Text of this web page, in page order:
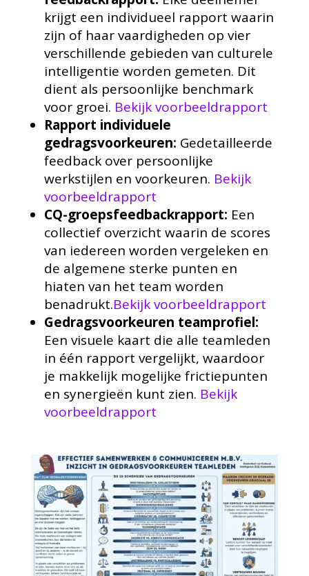
krijgt een individueel rapport waarin
zijn of haar vaardigheden op vier
verschillende gebieden van culturele
intelligentie worden gemeten. Dit
dient als persoonlijke benchmark
voor groei. Bekijk voorbeeldrapport
Rapport individuele
gedragsvoorkeuren: Gedetailleerde
feedback over persoonlijke
werkstijlen en voorkeuren. Bekijk
voorbeeldrapport
CQ-groepsfeedbackrapport: Een
collectief overzicht waarin de scores
van iedereen worden vergeleken en
de algemene sterke punten en
hiaten van het team worden
benadrukt.Bekijk voorbeeldrapport
Gedragsvoorkeuren teamprofiel:
Een visuele kaart die alle teamleden
in één rapport vergelijkt, waardoor
je makkelijk mogelijke frictiepunten
en synergieën kunt zien. Bekijk
voorbeeldrapport